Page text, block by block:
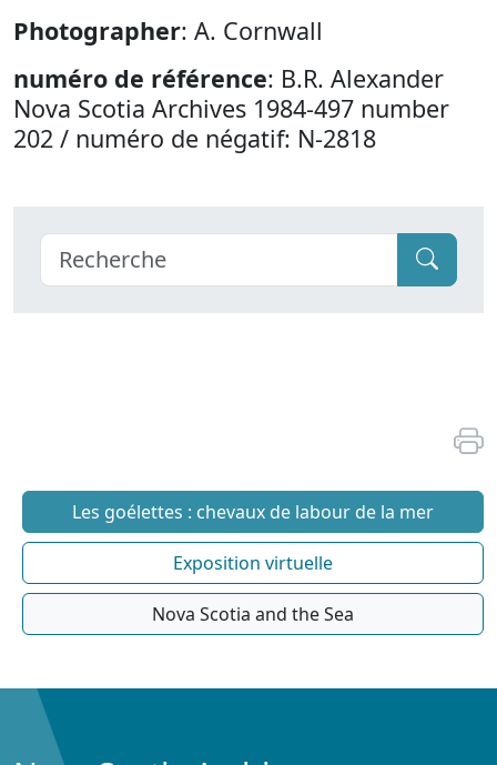
Photographer: A. Cornwall
numéro de référence: B.R. Alexander
Nova Scotia Archives 1984-497 number
202 / numéro de négatif: N-2818
Les goélettes : chevaux de labour de la mer
Exposition virtuelle
Nova Scotia and the Sea